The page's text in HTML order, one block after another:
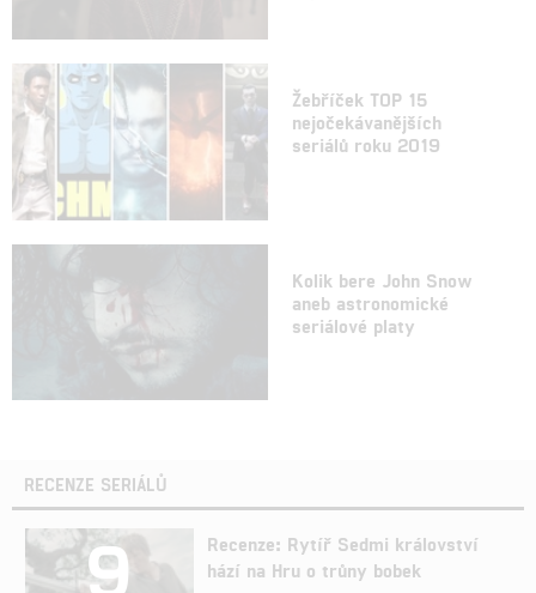
Žebříček TOP 15
nejočekávanějších
seriálů roku 2019
Kolik bere John Snow
aneb astronomické
seriálové platy
RECENZE SERIÁLŮ
9
Recenze: Rytíř Sedmi království
hází na Hru o trůny bobek